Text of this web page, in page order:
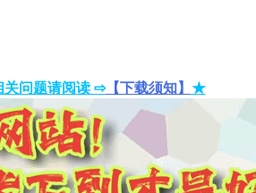
问题请阅读 ⇨【下载须知】 ★